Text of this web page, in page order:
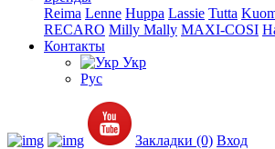
Reima Lenne Huppa Lassie Tutta
RECARO Milly Mally MAXI-COSI
Контакты
Укр
Рус
Закладки (0) Вход